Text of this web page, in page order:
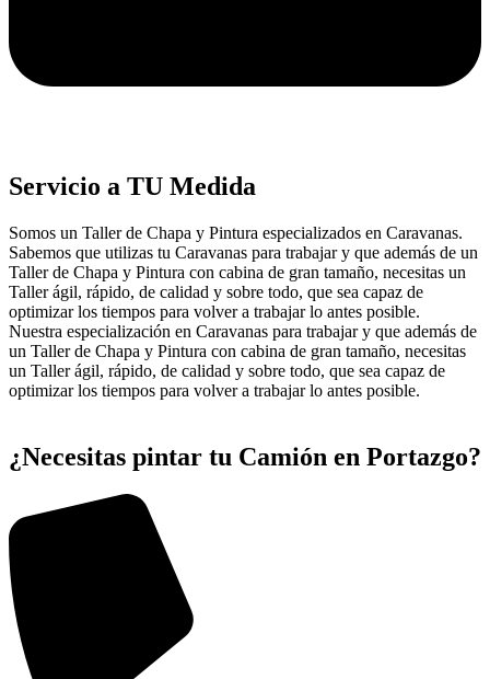
Servicio a TU Medida
Somos un Taller de Chapa y Pintura especializados en Caravanas.
Sabemos que utilizas tu Caravanas para trabajar y que además de un
Taller de Chapa y Pintura con cabina de gran tamaño, necesitas un
Taller ágil, rápido, de calidad y sobre todo, que sea capaz de
optimizar los tiempos para volver a trabajar lo antes posible.
Nuestra especialización en Caravanas para trabajar y que además de
un Taller de Chapa y Pintura con cabina de gran tamaño, necesitas
un Taller ágil, rápido, de calidad y sobre todo, que sea capaz de
optimizar los tiempos para volver a trabajar lo antes posible.
¿Necesitas pintar tu Camión en Portazgo?